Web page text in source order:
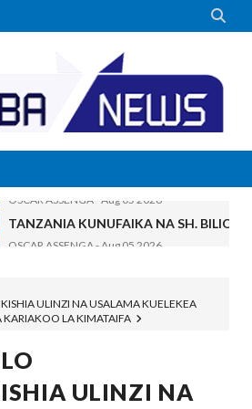

WA MAFUTA WAIMARISHA
BARRICK NORTH MARA YAZIDI
MSUMBA
WAKULIMA, WAFUGAJI, WAVUVI
ULINZI NA USALAMA KUELEKEA
LA KIMATAIFA
ULINZI NA